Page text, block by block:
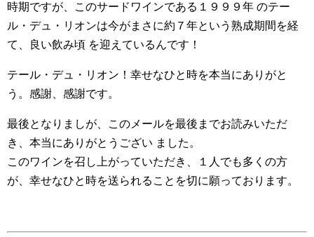
時期ですが、このサードワインである１９９９年 のテー
ル・デュ・リオンは今がまさに約７年という熟成期間を経
て、良い飲み頃 を迎えているんです！
テール・デュ・リオン！幸せなひと時を本当にありがと
う。感謝、感謝です。
最後となりましが、このメールを最後までお読みいただ
き、本当にありがとうござい ました。
このワインを召し上がっていただき、１人でも多くの方
が、幸せなひと時を送られることを切に願っております。